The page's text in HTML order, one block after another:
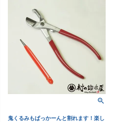
鬼くるみもぱっかーんと割れます！楽し